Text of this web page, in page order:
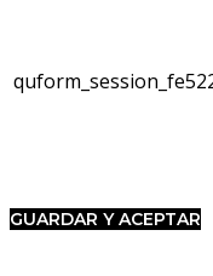
GUARDAR Y ACEPTAR